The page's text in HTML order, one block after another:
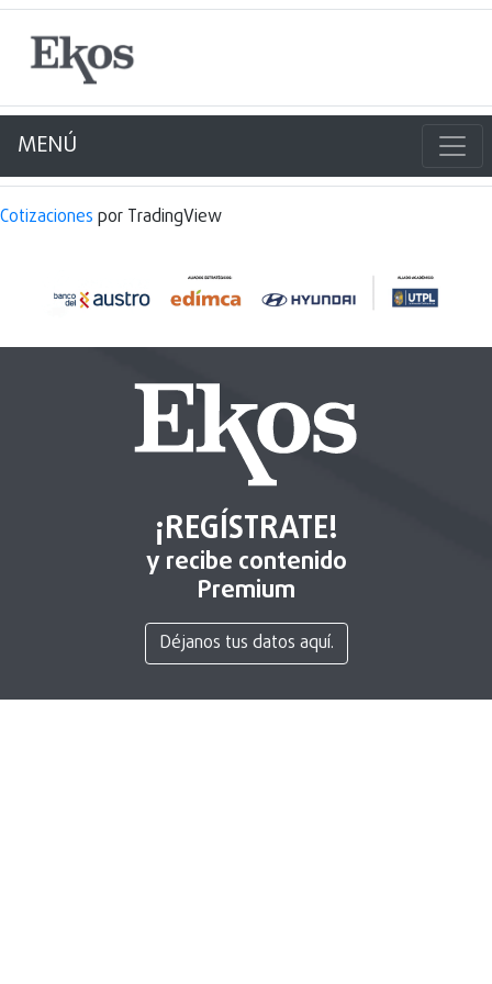
MENÚ
Cotizaciones por TradingView
¡REGÍSTRATE!
y recibe contenido
Premium
Déjanos tus datos aquí.